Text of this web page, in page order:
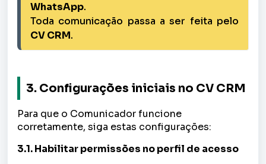
WhatsApp.
CV CRM.
3. Configurações iniciais no CV CRM
Para que o Comunicador funcione
corretamente, siga estas configurações:
3.1. Habilitar permissões no perfil de acesso